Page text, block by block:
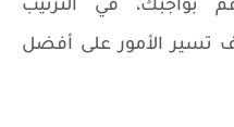
بواجبك، في الترتيب
تسير الأمور على أفضل